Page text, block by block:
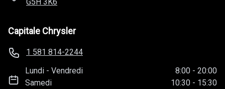
Capitale Chrysler
1 581 814-2244
Lundi -Vendredi 8:00 - 20:00
Samedi
10:30 - 15:30